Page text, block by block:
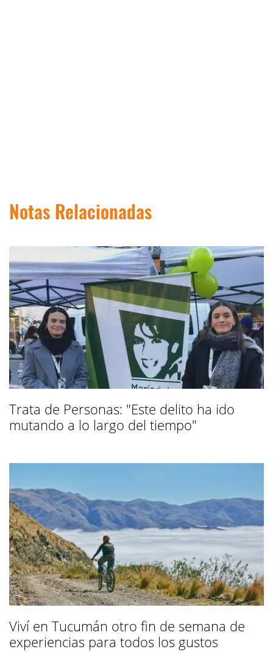
Notas Relacionadas
Trata de Personas: "Este delito ha ido
mutando a lo largo del tiempo"
Viví en Tucumán otro fin de semana de
experiencias para todos los gustos